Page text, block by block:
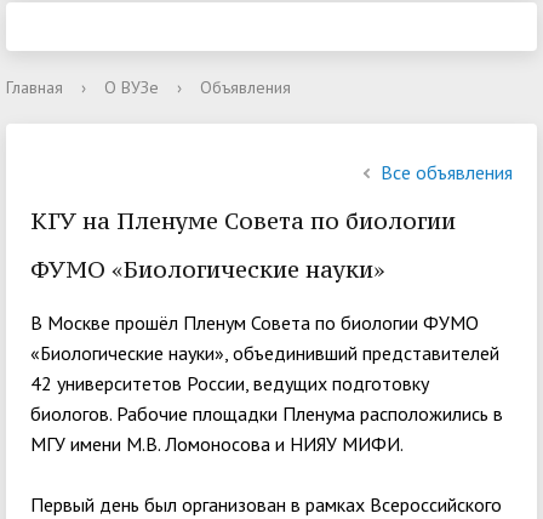
Главная › О ВУЗе › Объявления
Все объявления
КГУ на Пленуме Совета по биологии
ФУМО «Биологические науки»
В Москве прошёл Пленум Совета по биологии ФУМО
«Биологические науки», объединивший представителей
42 университетов России, ведущих подготовку
биологов. Рабочие площадки Пленума расположились в
МГУ имени М.В. Ломоносова и НИЯУ МИФИ.
Первый день был организован в рамках Всероссийского